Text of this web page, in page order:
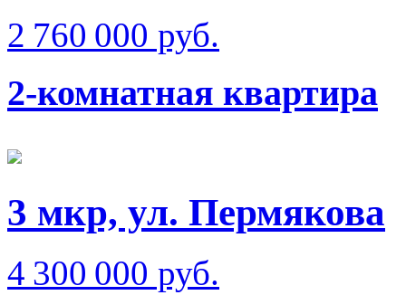
2 760 000 руб.
2-комнатная квартира
3 мкр, ул. Пермякова
4 300 000 руб.